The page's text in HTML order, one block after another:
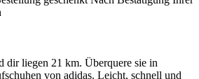
dir liegen 21 km. Überquere sie in
von adidas. Leicht, schnell und